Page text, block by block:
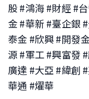
股 #鴻海 #財經 #
金 #華新 #臺企銀
泰金 #欣興 #開發
源 #軍工 #興富發
廣達 #大亞 #緯創
華通 #燿華